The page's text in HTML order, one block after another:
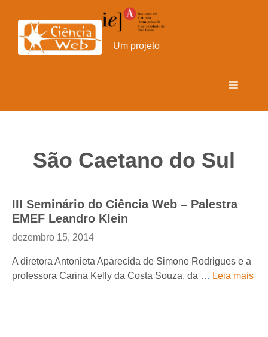
para
conteúdo
Um projeto
Menu
São Caetano do Sul
III Seminário do Ciência Web – Palestra
EMEF Leandro Klein
dezembro 15, 2014
A diretora Antonieta Aparecida de Simone Rodrigues e a
professora Carina Kelly da Costa Souza, da … Leia mais